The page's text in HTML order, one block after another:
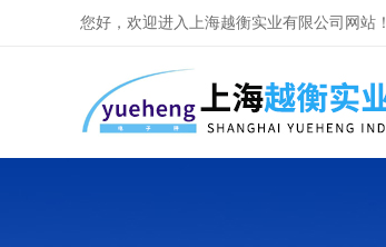
您好，欢迎进入上海越衡实业有限公司网站！